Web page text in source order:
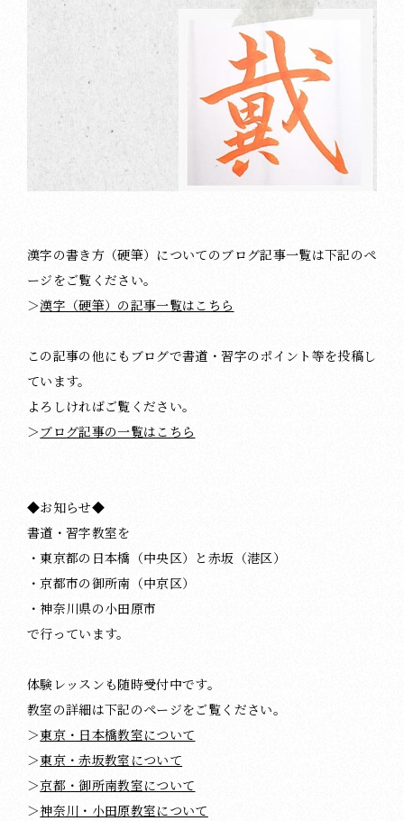
漢字の書き方（硬筆）についてのブログ記事一覧は下記のペ
ージをご覧ください。
＞漢字（硬筆）の記事一覧はこちら
この記事の他にもブログで書道・習字のポイント等を投稿し
ています。
よろしければご覧ください。
＞ ブログ記事の一覧はこちら
◆お知らせ◆
書道・習字教室を
・東京都の日本橋（中央区）と赤坂（港区）
・京都市の御所南（中京区）
・神奈川県の小田原市
で行っています。
体験レッスンも随時受付中です。
教室の詳細は下記のページをご覧ください。
＞東京・日本橋教室について
＞東京・赤坂教室について
＞京都・御所南教室について
＞神奈川・小田原教室について